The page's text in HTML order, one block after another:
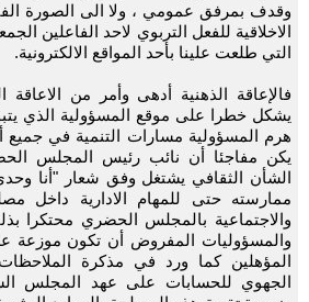
وقدف بمرفق عمومي ، ولا الى الصورة
الاخلاقية للفعل التربوي لاحد الفاعلين
التي طلعت علينا بأحد المواقع الالكترونية.
فالإعاقة الذهنية أدهى وأمر من
يشكل خطرا على موقع المسؤولية الذي
هرم المسؤولية مسارات التنمية في جميع
يكن مفاجئا أن نائب رئيس المجلس
الشأن الثقافي يشتغل وفق شعار "أنا
ممارسته حتى للمهام الادارية داخل
والاجتماعية بالمجلس الحضري محتكرا
والمسؤوليات المفروض أن تكون موزعة
المؤهلين كما ورد في مذكرة
الجهوي للحسابات على عهد المجلس